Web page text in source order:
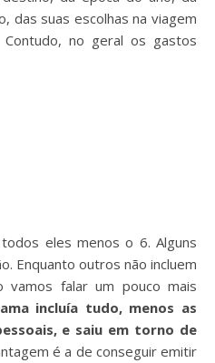
das suas escolhas na viagem
no geral os gastos
eles menos o 6. Alguns
Enquanto outros não incluem
falar um pouco mais
incluía tudo, menos as
e saiu em torno de
é a de conseguir emitir